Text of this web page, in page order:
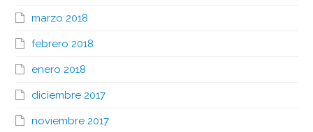
marzo 2018
febrero 2018
enero 2018
diciembre 2017
noviembre 2017